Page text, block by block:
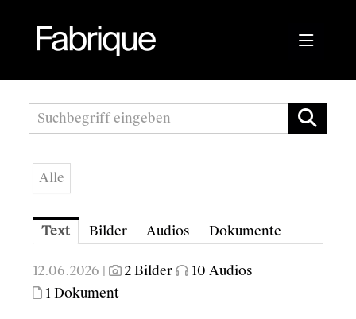
Pressemitteilungen
Fabrique Agency
Bioblo
Sunshine Mastering
Wirtschaftskammer Österreich
Alle
Text Bilder Audios Dokumente
12.06.2026 | 2 Bilder
10 Audios
1 Dokument